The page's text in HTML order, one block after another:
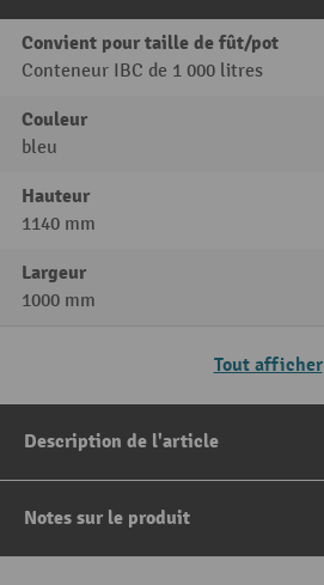
Convient pour taille de fût/pot
Conteneur IBC de 1 000 litres
Couleur
bleu
Hauteur
1140 mm
Largeur
1000 mm
Tout afficher
Description de l'article
Notes sur le produit